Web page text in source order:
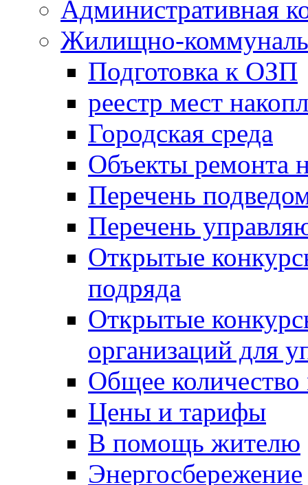
Административная
Жилищно-
Подготовка к ОЗП
реестр мест
Городская среда
Объекты ремонта
Перечень
Перечень
Открытые
подряда
Открытые
организаций для
Общее
Цены и тарифы
В помощь жителю
Энергосбережение